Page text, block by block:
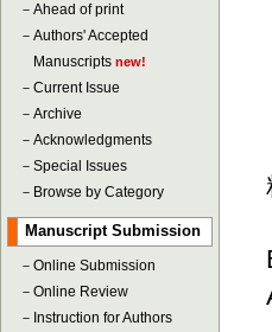
－ Ahead of print
－ Authors' Accepted
Manuscripts new!
－ Current Issue
－ Archive
－ Acknowledgments
－ Special Issues
－ Browse by Category
Manuscript Submission
－ Online Submission
－ Online Review
－ Instruction for Authors